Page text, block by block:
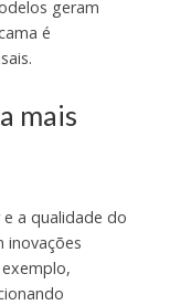
geram
é
mais
a qualidade do
inovações